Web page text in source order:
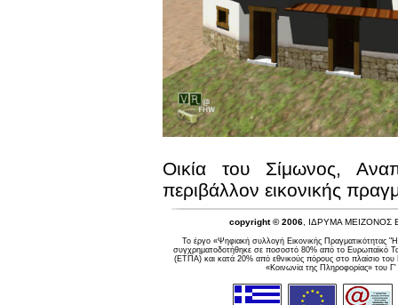
Οικία του Σίμωνος,
περιβάλλον εικονικής
copyright © 2006 , ΙΔΡΥΜΑ ΜΕΙΖΟΝΟΣ
Το έργο «Ψηφιακή συλλογή Εικονικής Πραγματικότητας
συγχρηματοδοτήθηκε σε ποσοστό 80% από το Ευρωπαϊκό
(ΕΤΠΑ) και κατά 20% από εθνικούς πόρους στο πλαίσιο του
«Κοινωνία της Πληροφορίας» του